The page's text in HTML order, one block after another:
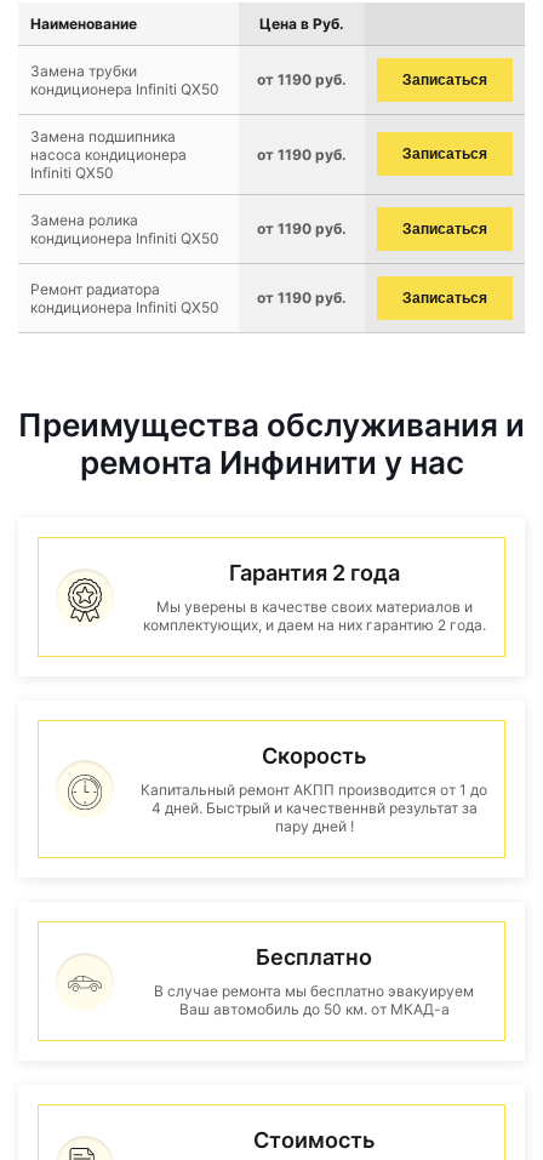
Наименование Цена в Руб.
Замена трубки
кондиционера Infiniti QX50
от 1190 руб. Записаться
Замена подшипника
насоса кондиционера
Infiniti QX50
от 1190 руб. Записаться
Замена ролика
кондиционера Infiniti QX50
от 1190 руб. Записаться
Ремонт радиатора
кондиционера Infiniti QX50
от 1190 руб. Записаться
Преимущества обслуживания и
ремонта Инфинити у нас
Гарантия 2 года
Мы уверены в качестве своих материалов и
комплектующих, и даем на них гарантию 2 года.
Скорость
Капитальный ремонт АКПП производится от 1 до
4 дней. Быстрый и качественнвй результат за
пару дней !
Бесплатно
В случае ремонта мы бесплатно эвакуируем
Ваш автомобиль до 50 км. от МКАД-а
Стоимость